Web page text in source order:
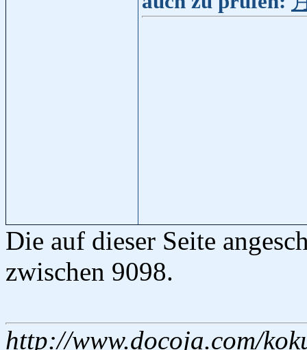
Die auf dieser Seite
zwischen 9098.
http://www.docoja.com/